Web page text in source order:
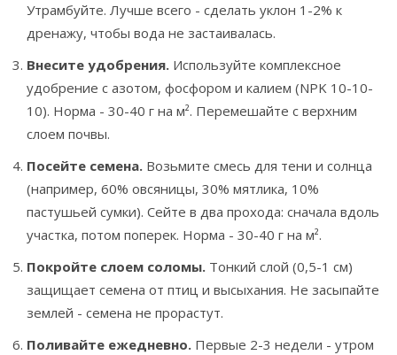
Утрамбуйте. Лучше всего - сделать уклон 1-2% к
дренажу, чтобы вода не застаивалась.
Внесите удобрения. Используйте комплексное
удобрение с азотом, фосфором и калием (NPK 10-10-
10). Норма - 30-40 г на м². Перемешайте с верхним
слоем почвы.
Посейте семена. Возьмите смесь для тени и солнца
(например, 60% овсяницы, 30% мятлика, 10%
пастушьей сумки). Сейте в два прохода: сначала вдоль
участка, потом поперек. Норма - 30-40 г на м².
Покройте слоем соломы. Тонкий слой (0,5-1 см)
защищает семена от птиц и высыхания. Не засыпайте
землей - семена не прорастут.
Поливайте ежедневно. Первые 2-3 недели - утром